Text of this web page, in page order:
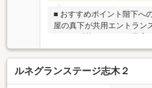
■ おすすめポイント階下へ
屋の真下が共用エントラン
気にせず暮らせます。子育
光・通風良好南東・北東・
るく風通しの良い空間です
と専用トランクルーム完備
ます。好立地・高セキュリ
ルネグランステージ志木２